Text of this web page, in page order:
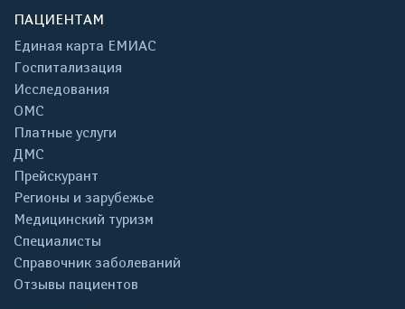
ПАЦИЕНТАМ
Единая карта ЕМИАС
Госпитализация
Исследования
ОМС
Платные услуги
ДМС
Прейскурант
Регионы и зарубежье
Медицинский туризм
Специалисты
Справочник заболеваний
Отзывы пациентов